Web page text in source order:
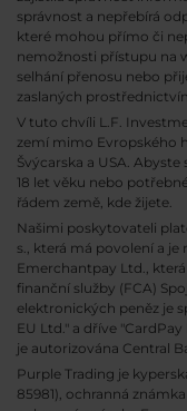
správnost a nepřebírá
které mohou přímo či
nemožnosti přístupu na
selhání přenosu nebo
zaslaných
V tuto chvíli L.F.
zemí mimo Evropského
Švýcarska a USA.
18 let věku nebo
řádem země, kde žijete.
Našimi poskytovateli
s., která má povolení a
Emerchantpay Ltd.,
finanční služby (FCA)
elektronických peněz je
EU Ltd." a dříve
je autorizována Central
Purple Trading je
85981), ochranná